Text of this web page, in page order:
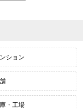
ション
・工場